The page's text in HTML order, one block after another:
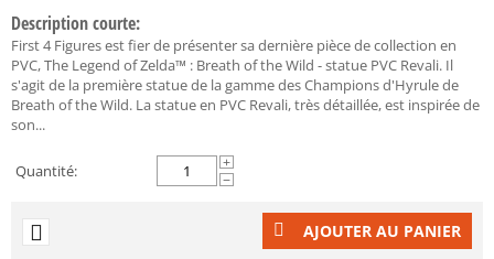
Description courte:
First 4 Figures est fier de présenter sa dernière pièce de collection en
PVC, The Legend of Zelda™ : Breath of the Wild - statue PVC Revali. Il
s'agit de la première statue de la gamme des Champions d'Hyrule de
Breath of the Wild. La statue en PVC Revali, très détaillée, est inspirée de
son...
Quantité:
+
−
AJOUTER AU PANIER